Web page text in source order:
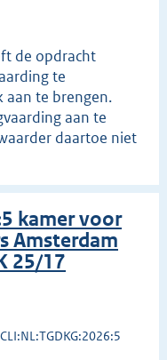
de opdracht
te
aan te brengen.
aan te
daartoe niet
kamer voor
Amsterdam
25/17